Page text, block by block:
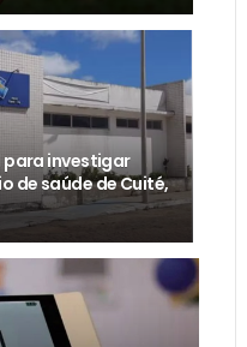
para investigar
de saúde de Cuité,